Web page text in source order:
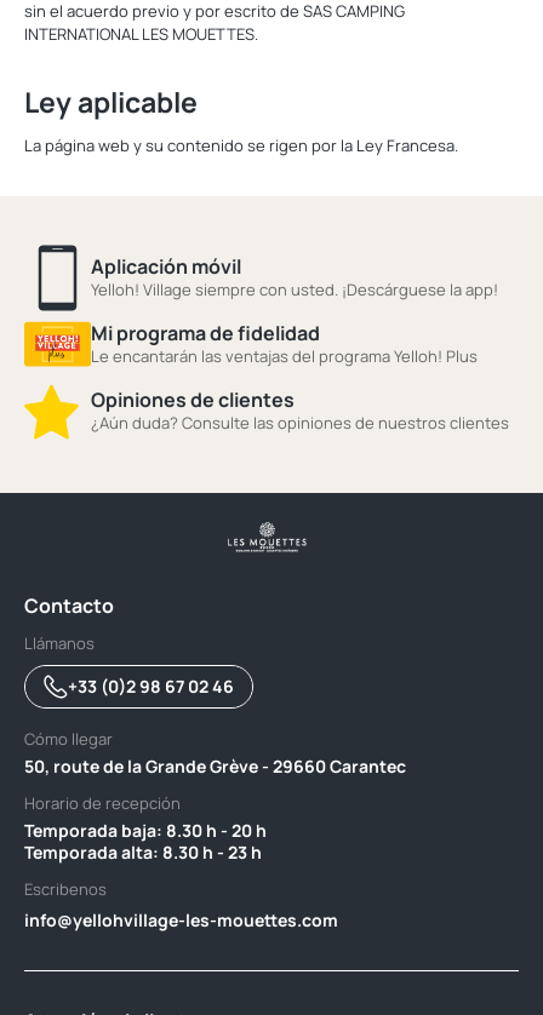
sin el acuerdo previo y por escrito de SAS CAMPING
INTERNATIONAL LES MOUETTES.
Ley aplicable
La página web y su contenido se rigen por la Ley Francesa.
Aplicación móvil
Yelloh! Village siempre con usted. ¡Descárguese la app!
Mi programa de fidelidad
Le encantarán las ventajas del programa Yelloh! Plus
Opiniones de clientes
¿Aún duda? Consulte las opiniones de nuestros clientes
Contacto
Llámanos
+33 (0)2 98 67 02 46
Cómo llegar
50, route de la Grande Grève - 29660 Carantec
Horario de recepción
Temporada baja: 8.30 h - 20 h ‎ ‎ ‎ ‎ ‎ ‎ ‎ ‎ ‎ ‎ ‎ ‎ ‎ ‎ ‎ ‎ ‎ ‎ ‎ ‎ ‎ ‎ ‎ ‎ ‎ ‎ ‎ ‎ ‎ ‎ ‎ ‎ ‎ ‎ ‎ ‎ ‎ ‎ ‎ ‎ ‎ ‎ ‎ ‎ ‎ ‎ ‎ ‎ ‎ ‎ ‎ ‎ ‎ ‎ ‎ ‎ ‎ ‎ ‎ ‎ ‎ ‎ ‎ ‎
Temporada alta: 8.30 h - 23 h
Escribenos
info@yellohvillage-les-mouettes.com